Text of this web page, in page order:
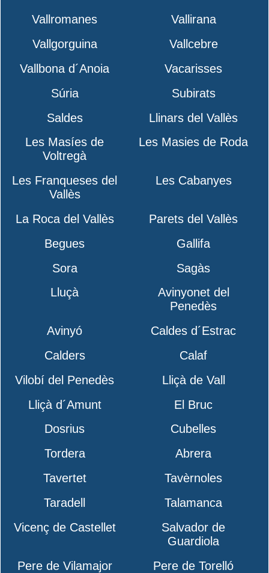
Vallromanes
Vallirana
Vallgorguina
Vallcebre
Vallbona d´Anoia
Vacarisses
Súria
Subirats
Saldes
Llinars del Vallès
Les Masíes de
Voltregà
Les Masies de Roda
Les Franqueses del
Vallès
Les Cabanyes
La Roca del Vallès
Parets del Vallès
Begues
Gallifa
Sora
Sagàs
Lluçà
Avinyonet del
Penedès
Avinyó
Caldes d´Estrac
Calders
Calaf
Vilobí del Penedès
Lliçà de Vall
Lliçà d´Amunt
El Bruc
Dosrius
Cubelles
Tordera
Abrera
Tavertet
Tavèrnoles
Taradell
Talamanca
Vicenç de Castellet
Salvador de
Guardiola
Pere de Vilamajor
Pere de Torelló